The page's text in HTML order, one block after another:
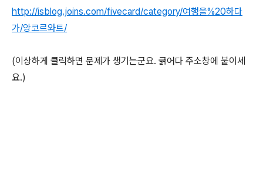
http://isblog.joins.com/fivecard/category/여행을%20하다
가/앙코르와트/
(이상하게 클릭하면 문제가 생기는군요. 긁어다 주소창에 붙이세
요.)